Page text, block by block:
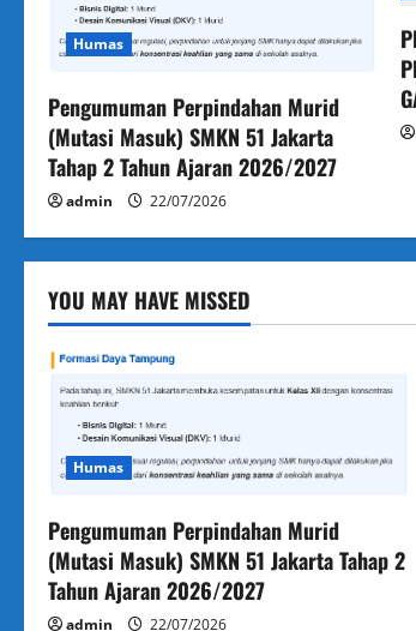
i
g
a
t
i
o
n
Humas
Pengumuman Perpindahan Murid
(Mutasi Masuk) SMKN 51 Jakarta
Tahap 2 Tahun Ajaran 2026/2027
admin 22/07/2026
YOU MAY HAVE MISSED
Humas
Pengumuman Perpindahan Murid
(Mutasi Masuk) SMKN 51 Jakarta Tahap 2
Tahun Ajaran 2026/2027
admin 22/07/2026